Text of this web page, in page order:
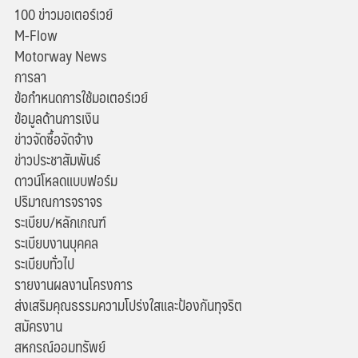
100 ข่าวมอเตอร์เวย์
M-Flow
Motorway News
การลา
ข้อกำหนดการใช้มอเตอร์เวย์
ข้อมูลด้านการเงิน
ข่าวจัดซื้อจัดจ้าง
ข่าวประชาสัมพันธ์
ดาวน์โหลดแบบฟอร์ม
ปริมาณการจราจร
ระเบียบ/หลักเกณฑ์
ระเบียบงานบุคคล
ระเบียบทั่วไป
รายงานผลงานโครงการ
ส่งเสริมคุณธรรมความโปร่งใสและป้องกันทุจริต
สมัครงาน
สหกรณ์ออมทรัพย์